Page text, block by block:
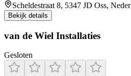
Scheldestraat 8, 5347 JD Oss,
Bekijk details
van de Wiel Installaties
Gesloten